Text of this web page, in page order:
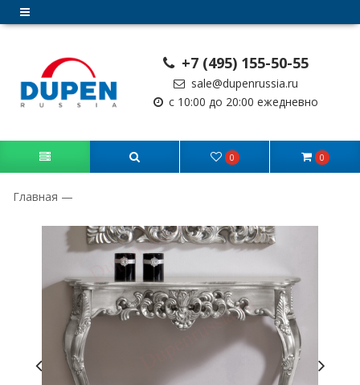
+7 (495) 155-50-55
sale@dupenrussia.ru
с 10:00 до 20:00 ежедневно
0 0
Главная —